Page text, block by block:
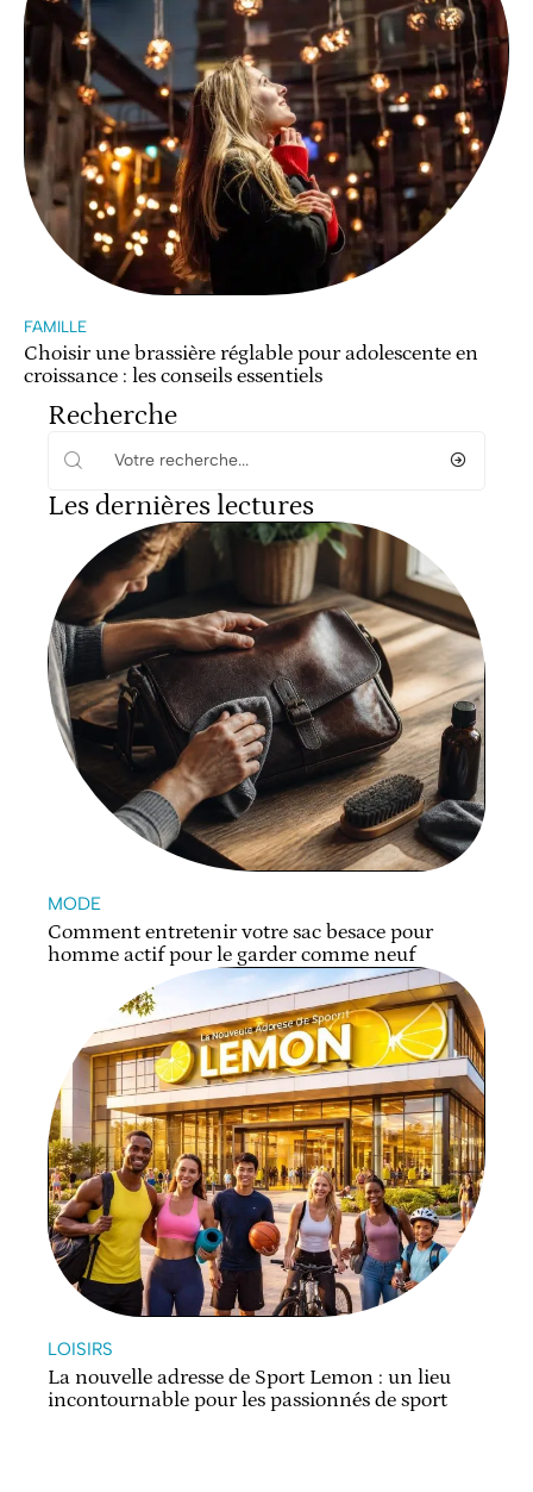
FAMILLE
Choisir une brassière réglable pour adolescente en
croissance : les conseils essentiels
Recherche
Les dernières lectures
MODE
Comment entretenir votre sac besace pour
homme actif pour le garder comme neuf
LOISIRS
La nouvelle adresse de Sport Lemon : un lieu
incontournable pour les passionnés de sport